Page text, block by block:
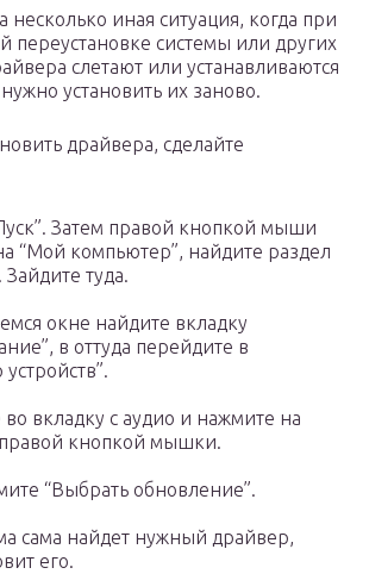
несколько иная ситуация, когда при
переустановке системы или других
слетают или устанавливаются
установить их заново.
драйвера, сделайте
Затем правой кнопкой мыши
“Мой компьютер”, найдите раздел
Зайдите туда.
окне найдите вкладку
в оттуда перейдите в
вкладку с аудио и нажмите на
кнопкой мышки.
“Выбрать обновление”.
сама найдет нужный драйвер,
его.